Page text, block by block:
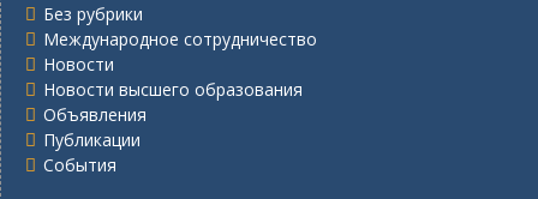
Без рубрики
Международное сотрудничество
Новости
Новости высшего образования
Объявления
Публикации
События